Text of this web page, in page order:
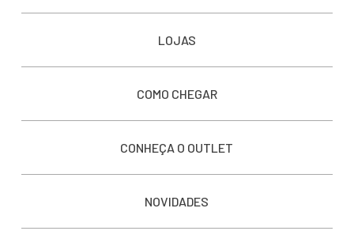
LOJAS
COMO CHEGAR
CONHEÇA O OUTLET
NOVIDADES